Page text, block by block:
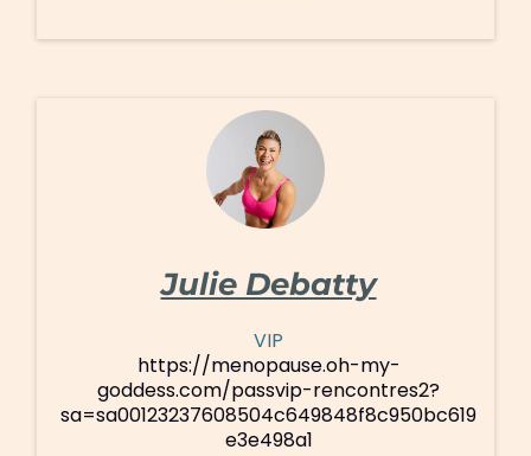
Julie Debatty
VIP
https://menopause.oh-my-
goddess.com/passvip-rencontres2?
sa=sa00123237608504c649848f8c950bc619
e3e498a1